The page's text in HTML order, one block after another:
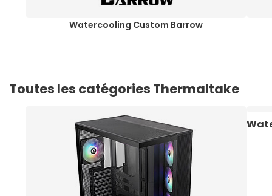
Watercooling Custom Barrow
Toutes les catégories Thermaltake